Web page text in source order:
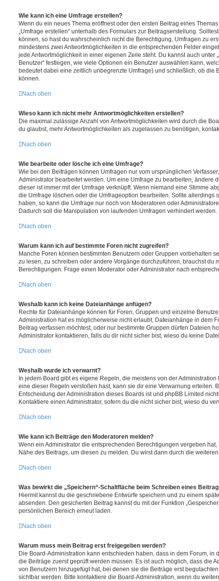
Wie kann ich eine Umfrage erstellen?
Wenn du ein neues Thema eröffnest oder den ersten Beitrag eines
„Umfrage erstellen“ unterhalb des Formulars zur Beitragserstellung.
können, so hast du wahrscheinlich nicht die Berechtigung, Umfragen zu
mindestens zwei Antwortmöglichkeiten in die entsprechenden Felder
jede Antwortmöglichkeit in einer eigenen Zeile steht. Du kannst auch unter
Benutzer“ festlegen, wie viele Optionen ein Benutzer auswählen kann,
bedeutet dabei eine zeitlich unbegrenzte Umfrage) und schließlich, ob die
können.
Nach oben
Wieso kann ich nicht mehr Antwortmöglichkeiten erstellen?
Die maximal zulässige Anzahl von Antwortmöglichkeiten wird durch die
du glaubst, mehr Antwortmöglichkeiten als zugelassen zu benötigen,
Nach oben
Wie bearbeite oder lösche ich eine Umfrage?
Wie bei den Beiträgen können Umfragen nur vom ursprünglichen
Administrator bearbeitet werden. Um eine Umfrage zu bearbeiten, ändere
dieser ist immer mit der Umfrage verknüpft. Wenn niemand eine Stimme
die Umfrage löschen oder die Umfrageoption bearbeiten. Sollte allerdings
haben, so kann die Umfrage nur noch von Moderatoren oder
Dadurch soll die Manipulation von laufenden Umfragen verhindert werden.
Nach oben
Warum kann ich auf bestimmte Foren nicht zugreifen?
Manche Foren können bestimmten Benutzern oder Gruppen vorbehalten
zu lesen, zu schreiben oder andere Vorgänge durchzuführen, brauchst du
Berechtigungen. Frage einen Moderator oder Administrator nach
Nach oben
Weshalb kann ich keine Dateianhänge anfügen?
Rechte für Dateianhänge können für Foren, Gruppen und einzelne
Administration hat es möglicherweise nicht erlaubt, Dateianhänge in dem
Beitrag verfassen möchtest, oder nur bestimmte Gruppen dürfen Dateien
Administrator kontaktieren, falls du dir nicht sicher bist, wieso du keine
Nach oben
Weshalb wurde ich verwarnt?
In jedem Board gibt es eigene Regeln, die meistens von der
eine dieser Regeln verstoßen hast, kann sie dir eine Verwarnung erteilen.
Entscheidung der Administration dieses Boards ist und phpBB Limited
Kontaktiere einen Administrator, sofern du die nicht sicher bist, wieso du
Nach oben
Wie kann ich Beiträge den Moderatoren melden?
Wenn ein Administrator die entsprechenden Berechtigungen vergeben
Nähe des Beitrags, um diesen zu melden. Du wirst dann durch die
Nach oben
Was bewirkt die „Speichern“-Schaltfläche beim Schreiben eines
Hiermit kannst du die geschriebene Entwürfe speichern und zu einem
absenden. Den gesicherten Beitrag kannst du mit der Funktion
persönlichen Bereich erneut laden.
Nach oben
Warum muss mein Beitrag erst freigegeben werden?
Die Board-Administration kann entschieden haben, dass in dem Forum, in
die Beiträge zuerst geprüft werden müssen. Es ist auch möglich, dass die
von Benutzern hinzugefügt hat, bei denen sie die Beiträge erst
sichtbar werden. Bitte kontaktiere die Board-Administration, wenn du